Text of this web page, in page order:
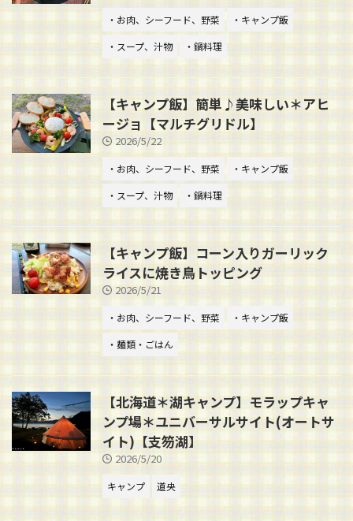
・お肉、シーフード、野菜
・キャンプ飯
・スープ、汁物
・鍋料理
【キャンプ飯】簡単♪美味しい＊アヒ
ージョ【マルチグリドル】
2026/5/22
・お肉、シーフード、野菜
・キャンプ飯
・スープ、汁物
・鍋料理
【キャンプ飯】コーン入りガーリック
ライスに焼き鳥トッピング
2026/5/21
・お肉、シーフード、野菜
・キャンプ飯
・麺類・ごはん
【北海道＊湖キャンプ】モラップキャ
ンプ場＊ユニバーサルサイト(オートサ
イト)【支笏湖】
2026/5/20
キャンプ 道央